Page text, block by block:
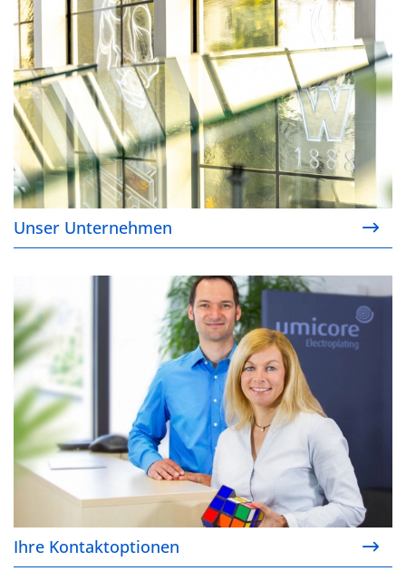
Unser Unternehmen
Ihre Kontaktoptionen
Ihre Kontaktoptionen